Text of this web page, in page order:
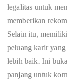
legalitas untuk
memberikan
Selain itu,
peluang karir
lebih baik. Ini
panjang untuk